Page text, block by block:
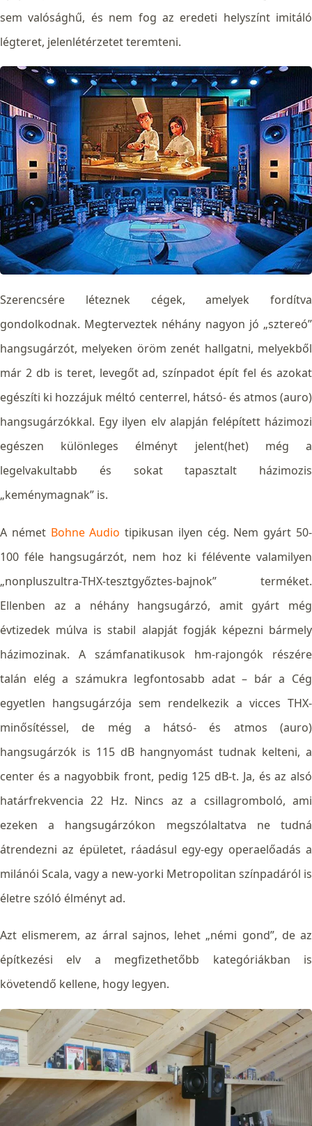
sem valósághű, és nem fog az eredeti helyszínt imitáló
légteret, jelenlétérzetet teremteni.
Szerencsére léteznek cégek, amelyek fordítva
gondolkodnak. Megterveztek néhány nagyon jó „sztereó”
hangsugárzót, melyeken öröm zenét hallgatni, melyekből
már 2 db is teret, levegőt ad, színpadot épít fel és azokat
egészíti ki hozzájuk méltó centerrel, hátsó- és atmos (auro)
hangsugárzókkal. Egy ilyen elv alapján felépített házimozi
egészen különleges élményt jelent(het) még a
legelvakultabb és sokat tapasztalt házimozis
„keménymagnak” is.
A német Bohne Audio tipikusan ilyen cég. Nem gyárt 50-
100 féle hangsugárzót, nem hoz ki félévente valamilyen
„nonpluszultra-THX-tesztgyőztes-bajnok” terméket.
Ellenben az a néhány hangsugárzó, amit gyárt még
évtizedek múlva is stabil alapját fogják képezni bármely
házimozinak. A számfanatikusok hm-rajongók részére
talán elég a számukra legfontosabb adat – bár a Cég
egyetlen hangsugárzója sem rendelkezik a vicces THX-
minősítéssel, de még a hátsó- és atmos (auro)
hangsugárzók is 115 dB hangnyomást tudnak kelteni, a
center és a nagyobbik front, pedig 125 dB-t. Ja, és az alsó
határfrekvencia 22 Hz. Nincs az a csillagromboló, ami
ezeken a hangsugárzókon megszólaltatva ne tudná
átrendezni az épületet, ráadásul egy-egy operaelőadás a
milánói Scala, vagy a new-yorki Metropolitan színpadáról is
életre szóló élményt ad.
Azt elismerem, az árral sajnos, lehet „némi gond”, de az
építkezési elv a megfizethetőbb kategóriákban is
követendő kellene, hogy legyen.